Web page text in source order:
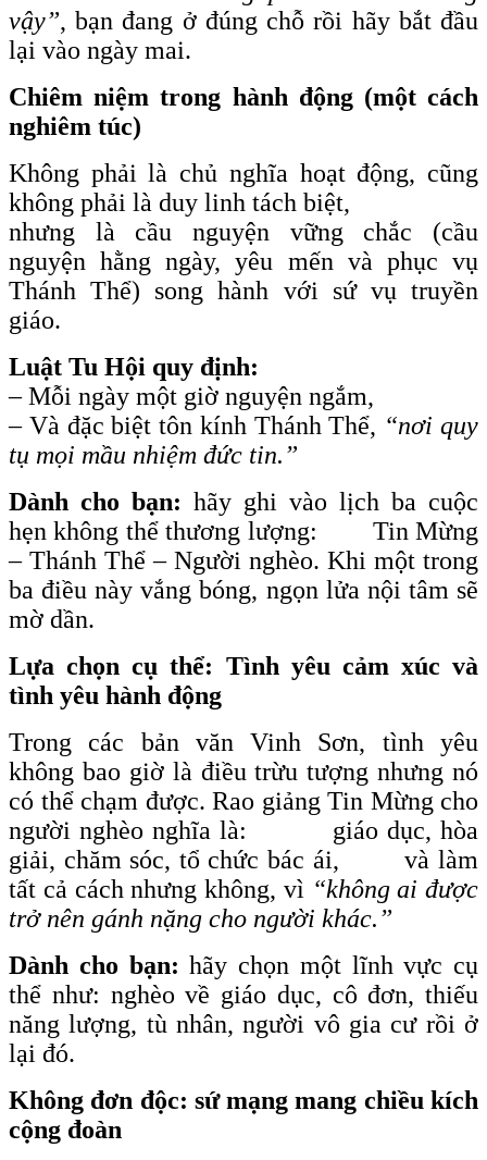
vậy”, bạn đang ở đúng chỗ rồi hãy bắt đầu
lại vào ngày mai.
Chiêm niệm trong hành động (một cách
nghiêm túc)
Không phải là chủ nghĩa hoạt động, cũng
không phải là duy linh tách biệt,
nhưng là cầu nguyện vững chắc (cầu
nguyện hằng ngày, yêu mến và phục vụ
Thánh Thể) song hành với sứ vụ truyền
giáo.
Luật Tu Hội quy định:
– Mỗi ngày một giờ nguyện ngắm,
– Và đặc biệt tôn kính Thánh Thể, “nơi quy
tụ mọi mầu nhiệm đức tin.”
Dành cho bạn: hãy ghi vào lịch ba cuộc
hẹn không thể thương lượng: Tin Mừng
– Thánh Thể – Người nghèo. Khi một trong
ba điều này vắng bóng, ngọn lửa nội tâm sẽ
mờ dần.
Lựa chọn cụ thể: Tình yêu cảm xúc và
tình yêu hành động
Trong các bản văn Vinh Sơn, tình yêu
không bao giờ là điều trừu tượng nhưng nó
có thể chạm được. Rao giảng Tin Mừng cho
người nghèo nghĩa là: giáo dục, hòa
giải, chăm sóc, tổ chức bác ái, và làm
tất cả cách nhưng không, vì “không ai được
trở nên gánh nặng cho người khác.”
Dành cho bạn: hãy chọn một lĩnh vực cụ
thể như: nghèo về giáo dục, cô đơn, thiếu
năng lượng, tù nhân, người vô gia cư rồi ở
lại đó.
Không đơn độc: sứ mạng mang chiều kích
cộng đoàn